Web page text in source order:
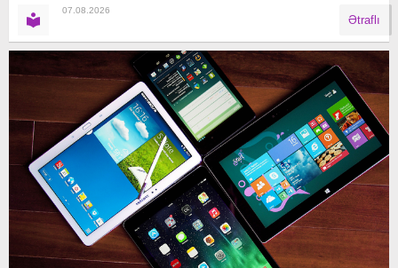
07.08.2026
Ətraflı